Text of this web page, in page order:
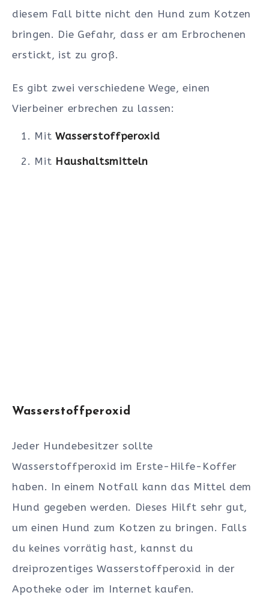
diesem Fall bitte nicht den Hund zum Kotzen
bringen. Die Gefahr, dass er am Erbrochenen
erstickt, ist zu groß.
Es gibt zwei verschiedene Wege, einen
Vierbeiner erbrechen zu lassen:
Mit Wasserstoffperoxid
Mit Haushaltsmitteln
Wasserstoffperoxid
Jeder Hundebesitzer sollte
Wasserstoffperoxid im Erste-Hilfe-Koffer
haben. In einem Notfall kann das Mittel dem
Hund gegeben werden. Dieses Hilft sehr gut,
um einen Hund zum Kotzen zu bringen. Falls
du keines vorrätig hast, kannst du
dreiprozentiges Wasserstoffperoxid in der
Apotheke oder im Internet kaufen.